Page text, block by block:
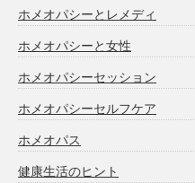
ホメオパシーとレメディ
ホメオパシーと女性
ホメオパシーセッション
ホメオパシーセルフケア
ホメオパス
健康生活のヒント